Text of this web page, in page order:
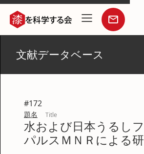
文献データベース
#172
題名 Title
水および日本うるし
パルスＭＮＲによる